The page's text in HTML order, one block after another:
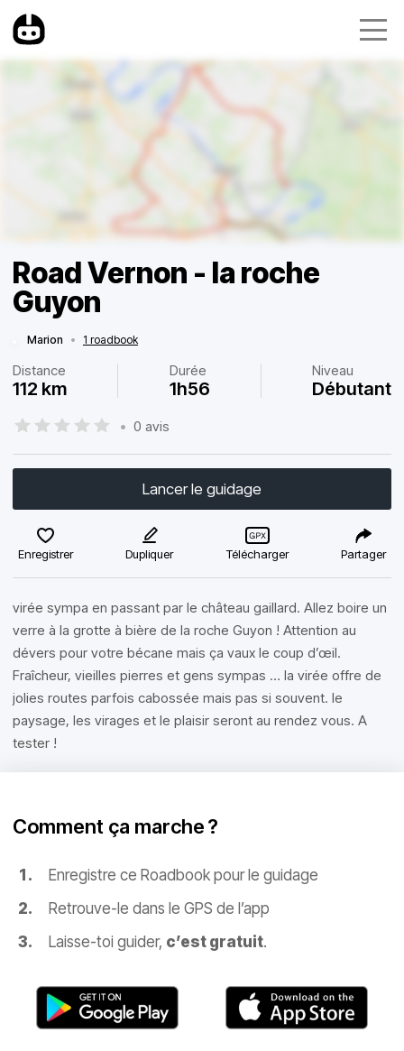
Road Vernon - la roche
Guyon
Marion • 1 roadbook
Distance
112 km
Durée
1h56
Niveau
Débutant
• 0 avis
Lancer le guidage
Enregistrer Dupliquer Télécharger Partager
virée sympa en passant par le château gaillard. Allez boire un
verre à la grotte à bière de la roche Guyon ! Attention au
dévers pour votre bécane mais ça vaux le coup d’œil.
Fraîcheur, vieilles pierres et gens sympas … la virée offre de
jolies routes parfois cabossée mais pas si souvent. le
paysage, les virages et le plaisir seront au rendez vous. A
tester !
Comment ça marche ?
Enregistre ce Roadbook pour le guidage
Retrouve-le dans le GPS de l’app
Laisse-toi guider, c’est gratuit.